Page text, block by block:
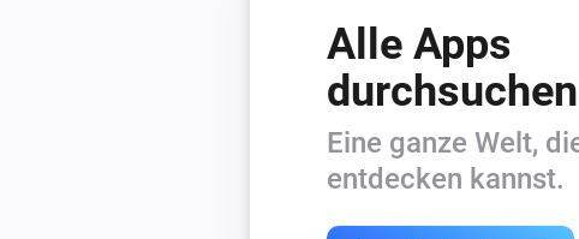
Alle Apps
durchsuchen
Eine ganze Welt,
entdecken kannst.